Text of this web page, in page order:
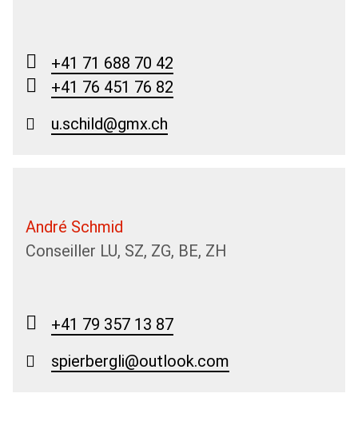
+41 71 688 70 42
+41 76 451 76 82
u.schild@gmx.ch
André Schmid
Conseiller LU, SZ, ZG, BE, ZH
+41 79 357 13 87
spierbergli@outlook.com